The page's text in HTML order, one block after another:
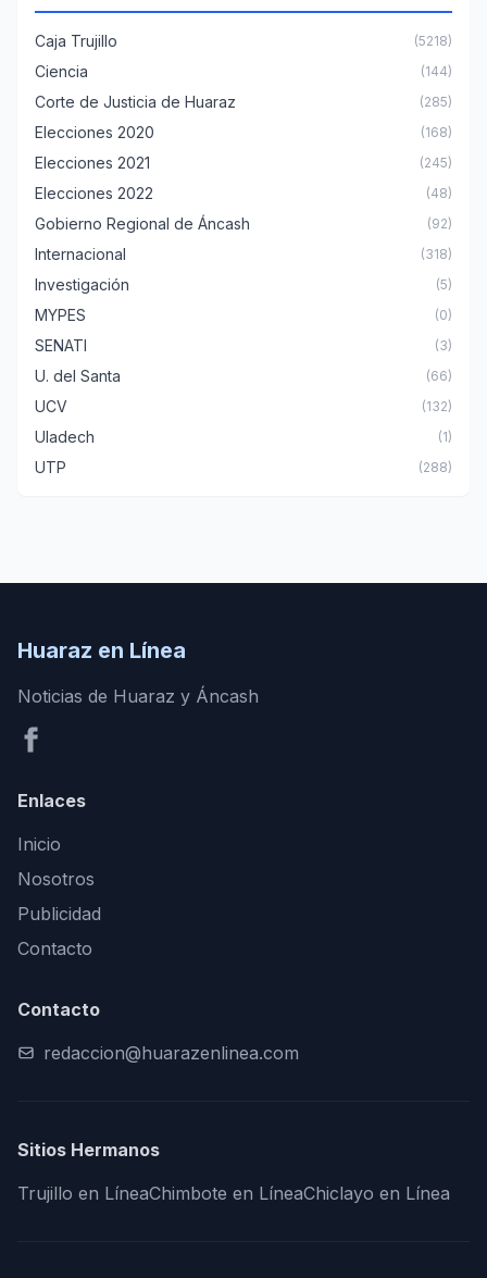
Caja Trujillo (5218)
Ciencia (144)
Corte de Justicia de Huaraz (285)
Elecciones 2020 (168)
Elecciones 2021 (245)
Elecciones 2022 (48)
Gobierno Regional de Áncash (92)
Internacional (318)
Investigación (5)
MYPES (0)
SENATI (3)
U. del Santa (66)
UCV (132)
Uladech (1)
UTP (288)
Huaraz en Línea
Noticias de Huaraz y Áncash
Enlaces
Inicio
Nosotros
Publicidad
Contacto
Contacto
redaccion@huarazenlinea.com
Sitios Hermanos
Trujillo en LíneaChimbote en LíneaChiclayo en Línea